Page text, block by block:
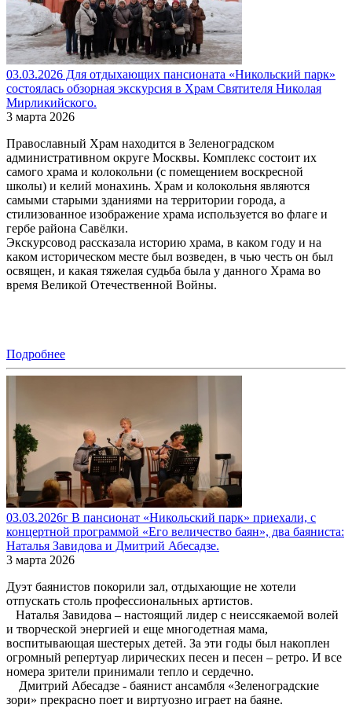
03.03.2026 Для отдыхающих пансионата «Никольский парк»
состоялась обзорная экскурсия в Храм Святителя Николая
Мирликийского.
3 марта 2026
Православный Храм находится в Зеленоградском
административном округе Москвы. Комплекс состоит их
самого храма и колокольни (с помещением воскресной
школы) и келий монахинь. Храм и колокольня являются
самыми старыми зданиями на территории города, а
стилизованное изображение храма используется во флаге и
гербе района Савёлки.
Экскурсовод рассказала историю храма, в каком году и на
каком историческом месте был возведен, в чью честь он был
освящен, и какая тяжелая судьба была у данного Храма во
время Великой Отечественной Войны.
Подробнее
03.03.2026г В пансионат «Никольский парк» приехали, с
концертной программой «Его величество баян», два баяниста:
Наталья Завидова и Дмитрий Абесадзе.
3 марта 2026
Дуэт баянистов покорили зал, отдыхающие не хотели
отпускать столь профессиональных артистов.
Наталья Завидова – настоящий лидер с неиссякаемой волей
и творческой энергией и еще многодетная мама,
воспитывающая шестерых детей. За эти годы был накоплен
огромный репертуар лирических песен и песен – ретро. И все
номера зрители принимали тепло и сердечно.
Дмитрий Абесадзе - баянист ансамбля «Зеленоградские
зори» прекрасно поет и виртуозно играет на баяне.